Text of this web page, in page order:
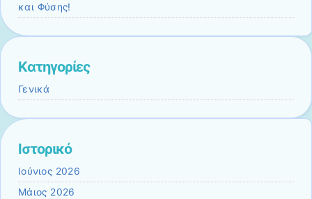
και Φύσης!
Kατηγορίες
Γενικά
Ιστορικό
Ιούνιος 2026
Μάιος 2026